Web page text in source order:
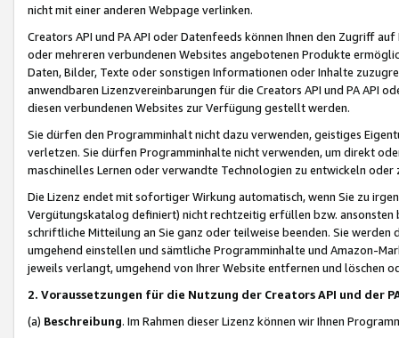
nicht mit einer anderen Webpage verlinken.
Creators API und PA API oder Datenfeeds können Ihnen den Zugriff
oder mehreren verbundenen Websites angebotenen Produkte
Daten, Bilder, Texte oder sonstigen Informationen oder Inhalte
anwendbaren Lizenzvereinbarungen für die Creators API und PA API
diesen verbundenen Websites zur Verfügung gestellt werden.
Sie dürfen den Programminhalt nicht dazu verwenden, geistiges
verletzen. Sie dürfen Programminhalte nicht verwenden, um direkt
maschinelles Lernen oder verwandte Technologien zu entwickeln
Die Lizenz endet mit sofortiger Wirkung automatisch, wenn Sie zu
Vergütungskatalog definiert) nicht rechtzeitig erfüllen bzw. ansonsten
schriftliche Mitteilung an Sie ganz oder teilweise beenden. Sie werden
umgehend einstellen und sämtliche Programminhalte und Amazon-
jeweils verlangt, umgehend von Ihrer Website entfernen und löschen
2. Voraussetzungen für die Nutzung der Creators API und der
(a) Beschreibung. Im Rahmen dieser Lizenz können wir Ihnen